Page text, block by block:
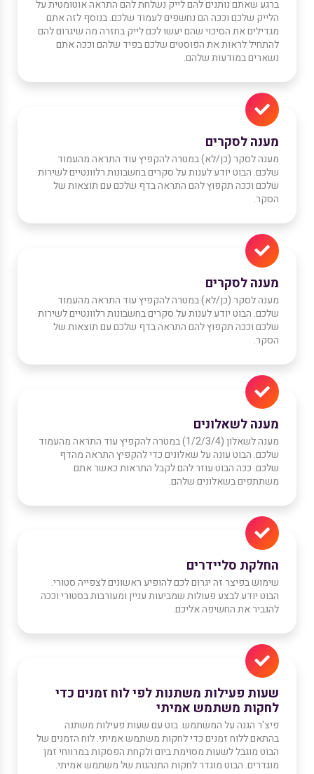
ברגע שאתם נותנים להם לייק נשלחת להם התראה אוטומטית על
הלייק שלכם וככה הם נחשפים לעמוד שלכם. בנוסף לזה אתם
מגדילים את הסיכוי שהם יעשו לכם לייק בחזרה מה שיגרום להם
להתחיל לראות את הפוסטים שלכם בפיד שלהם וככה אתם
נשארים במודעות שלהם.
מענה לסקרים
מענה לסקר (כן/לא) במטרה להקפיץ עוד התראה מהעמוד
שלכם. הבוט יודע לענות על סקרים בחשבונות רלוונטיים לשירות
שלכם וככה תקפוץ להם התראה בדף שלכם עם תוצאות של
הסקר.
מענה לסקרים
מענה לסקר (כן/לא) במטרה להקפיץ עוד התראה מהעמוד
שלכם. הבוט יודע לענות על סקרים בחשבונות רלוונטיים לשירות
שלכם וככה תקפוץ להם התראה בדף שלכם עם תוצאות של
הסקר.
מענה לשאלונים
מענה לשאלון (1/2/3/4) במטרה להקפיץ עוד התראה מהעמוד
שלכם. הבוט עונה על שאלונים כדי להקפיץ התראה מהדף
שלכם. ככה הבוט עוזר להם לקבל התראות כאשר אתם
משתתפים בשאלונים שלהם.
החלקת סליידרים
שימוש בפיצר זה יגרום לכם להופיע ראשונים לצפייה סטורי.
הבוט יודע לבצע פעולות שמביעות עניין ומעורבות בסטורי וככה
להגביר את החשיפה אליכם.
שעות פעילות משתנות לפי לוח זמנים כדי
לחקות משתמש אמיתי
פיצ'ר הגנה על המשתמש. בוט עם שעות פעילות משתנה
בהתאם ללוח זמנים כדי לחקות משתמש אמיתי. לוח הזמנים של
הבוט מוגבל לשעות מסוימת ביום ולקחת הפסקות במרווחי זמן
מוגדרים. הבוט מוגדר לחקות התנהגות של משתמש אמיתי.